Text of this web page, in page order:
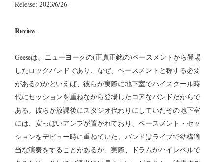
Release: 2023/6/26
Review
Geeseは、ニューヨークの(正真正銘の)ベースメントから登場
したロックバンドであり、なぜ、ベースメントと称する必要
があるのかといえば、彼らが実際に地下室でハイスクール時
代にセッションを重ねながら登場したコアなバンドだからで
ある。彼らが放課後にスタジオ代わりにしていたその地下室
には、安っぽいアンプが置かれており、ベースメント・セッ
ションをデビュー時に重ねていた。バンドはライブで結構適
当な演奏をすることがあるが、実際、ドラムがハイレベルで